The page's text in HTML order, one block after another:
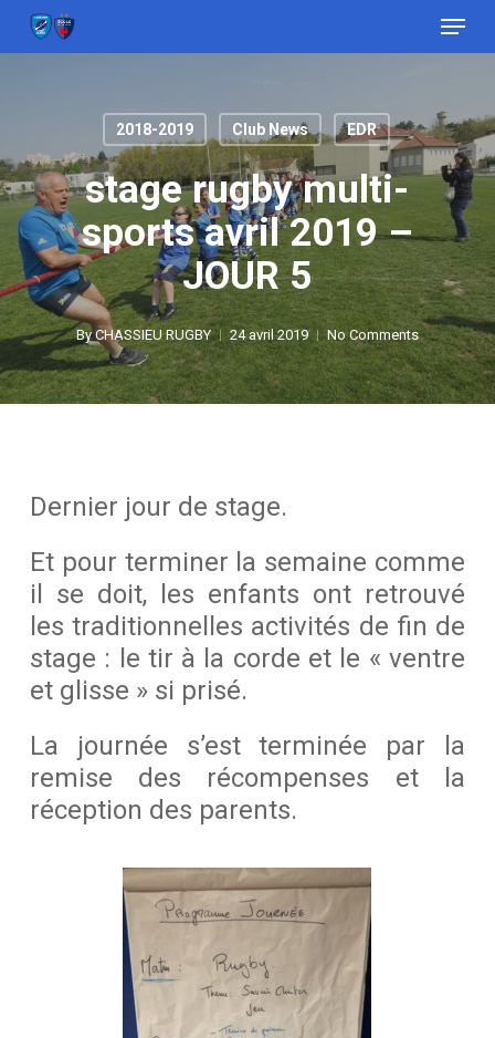
Menu
2018-2019 Club News EDR
stage rugby multi-
sports avril 2019 –
JOUR 5
By CHASSIEU RUGBY 24 avril 2019 No Comments
Dernier jour de stage.
Et pour terminer la semaine comme
il se doit, les enfants ont retrouvé
les traditionnelles activités de fin de
stage : le tir à la corde et le « ventre
et glisse » si prisé.
La journée s’est terminée par la
remise des récompenses et la
réception des parents.